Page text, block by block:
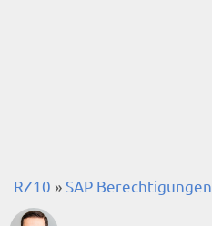
RZ10 » SAP Berechtigungen